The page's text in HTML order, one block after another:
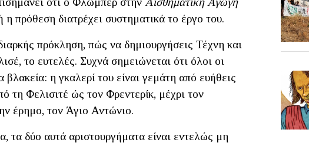
η πρόθεση διατρέχει συστηματικά το έργο του.
πρόκληση, πώς να δημιουργήσεις Τέχνη και
το ευτελές. Συχνά σημειώνεται ότι όλοι οι
η γκαλερί του είναι γεμάτη από ευήθεις
Φελισιτέ ώς τον Φρεντερίκ, μέχρι τον
έρημο, τον Άγιο Αντώνιο.
τα δύο αυτά αριστουργήματα είναι εντελώς μη